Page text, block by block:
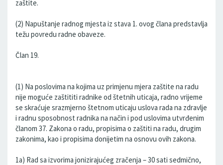
zaštite.
(2) Napuštanje radnog mjesta iz stava 1. ovog člana predstavlja
težu povredu radne obaveze.
Član 19.
(1) Na poslovima na kojima uz primjenu mjera zaštite na radu
nije moguće zaštititi radnike od štetnih uticaja, radno vrijeme
se skraćuje srazmjerno štetnom uticaju uslova rada na zdravlje
i radnu sposobnost radnika na način i pod uslovima utvrđenim
članom 37. Zakona o radu, propisima o zaštiti na radu, drugim
zakonima, kao i propisima donijetim na osnovu ovih zakona.
1a) Rad sa izvorima jonizirajućeg zračenja – 30 sati sedmično,